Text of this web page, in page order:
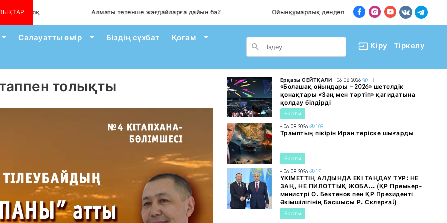
Алматы төтенше жағдайларға дайын ба? Ойынқұмарлық дендеп барады Пәтер сатып алғанда
Toggle Dropdown
Салауатты өмір Toggle Dropdown
Біздің сұхбат Қоғам
Toggle Dropdown
Кіру Тіркелу
толықты Ерқазы СЕЙТҚАЛИ - 06.08.2026 111
«Болашақ ойындары – 2026» шетелдік
қонақтары «Заң мен тәртіп» қағидатына
қолдау білдірді
Басты
- 06.08.2026 108
Трамптың пікірін Иран теріске шығарды
Басты
- 06.08.2026 121
ҮКІМЕТТІҢ АЛДЫНДА ЕКІ ТАҢДАУ ТҰР: НЕ
ЗАҢ, НЕ ПИЛОТТЫҚ ЖОБА... (ҚР Премьер-
министрі О. Бектенов пен ҚР Президенті
Әкімшілігінің Басшысы Р. Склярға!)
Басты